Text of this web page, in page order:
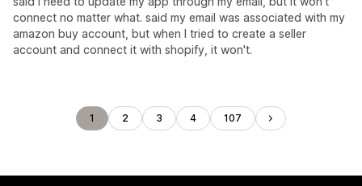
connect no matter what. said my email was associated with my
amazon buy account, but when I tried to create a seller
account and connect it with shopify, it won't.
1 2 3 4 107